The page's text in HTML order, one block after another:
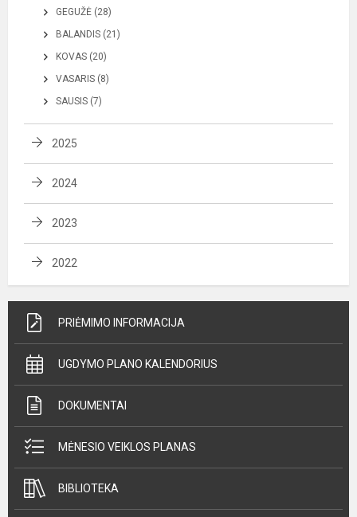
GEGUŽĖ (28)
BALANDIS (21)
KOVAS (20)
VASARIS (8)
SAUSIS (7)
2025
2024
2023
2022
PRIĖMIMO INFORMACIJA
UGDYMO PLANO KALENDORIUS
DOKUMENTAI
MĖNESIO VEIKLOS PLANAS
BIBLIOTEKA